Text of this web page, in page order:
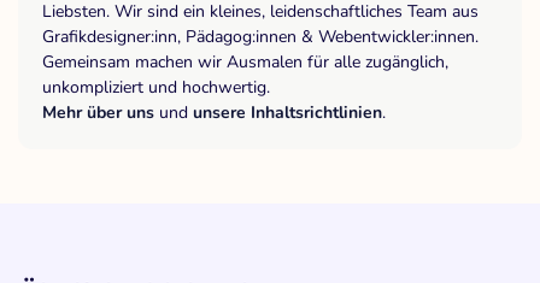
Liebsten. Wir sind ein kleines, leidenschaftliches Team aus
Grafikdesigner:inn, Pädagog:innen & Webentwickler:innen.
Gemeinsam machen wir Ausmalen für alle zugänglich,
unkompliziert und hochwertig.
Mehr über uns und unsere Inhaltsrichtlinien.